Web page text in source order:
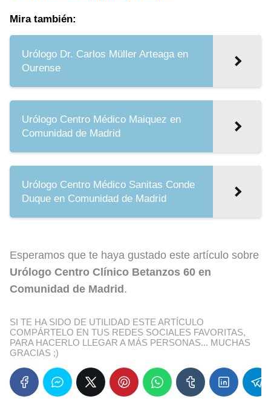
Mira también:
Urólogo Dr. Carlos Müller Arteaga en
Ourense
Urólogo Centro Médico Maiquez en
Comunidad de Madrid
Urólogo Centro Médico Sanitas Conde
Duque en Comunidad de Madrid
Esperamos que te haya gustado este artículo sobre
Urólogo Centro Clínico Betanzos 60 en
Comunidad de Madrid .
SI TE HA SIDO DE UTILIDAD ESTE ARTÍCULO
COMPÁRTELO EN TUS REDES SOCIALES FAVORITAS,
PARA HACERLO LLEGAR A MÁS PERSONAS... MUCHAS
GRACIAS ;)